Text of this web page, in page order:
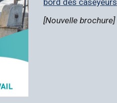
bord des caseyeurs
[Nouvelle brochure]